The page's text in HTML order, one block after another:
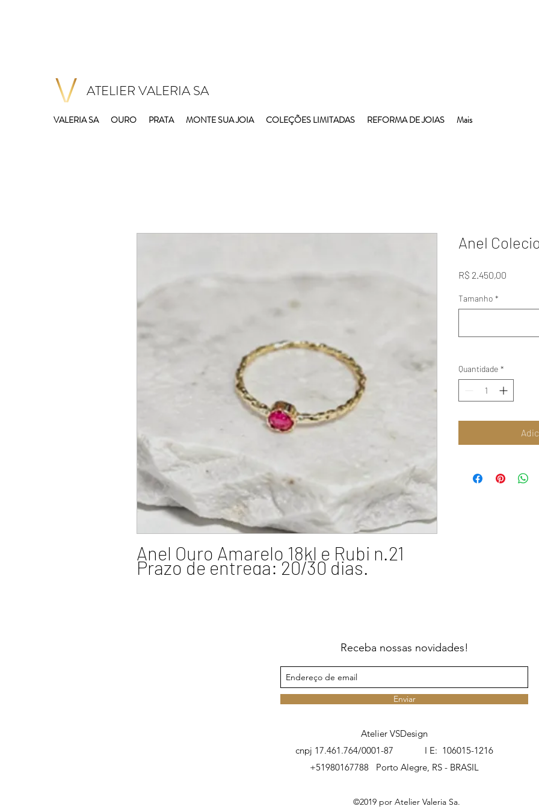
ATELIER VALERIA SA
VALERIA SA OURO PRATA MONTE SUA JOIA COLEÇÕES LIMITADAS REFORMA DE JOIAS Mais
Anel Ouro Amarelo 18kl e Rubi n.21
Prazo de entrega: 20/30 dias.
Anel
R$ 2.450,00
Tamanho *
Quantidade *
Receba nossas novidades!
Enviar
Atelier VSDesign
cnpj 17.461.764/0001-87 I E: 106015-1216
+51980167788 Porto Alegre, RS - BRASIL
©2019 por Atelier Valeria Sa.